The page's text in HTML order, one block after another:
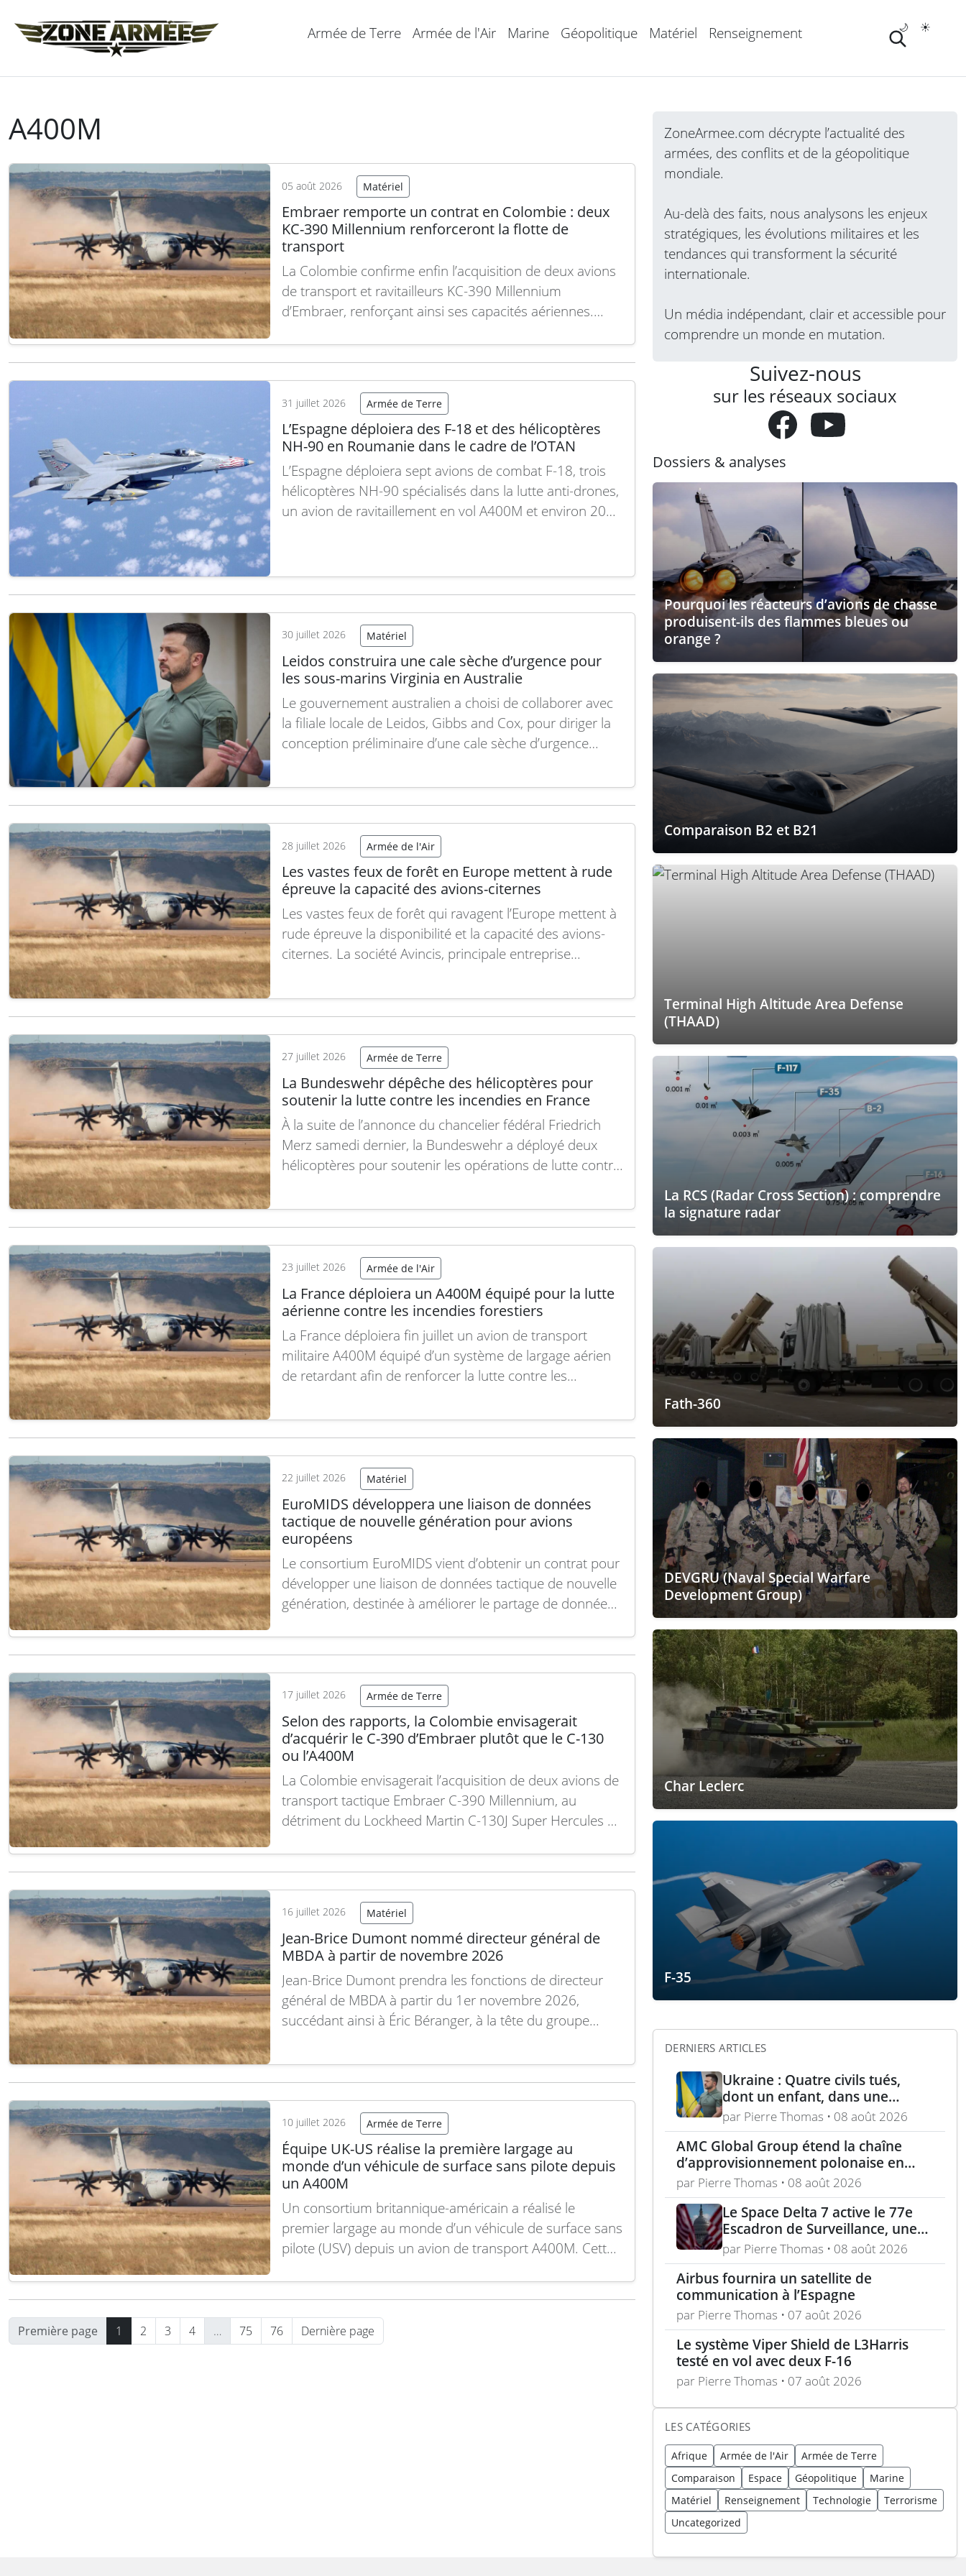
Armée de Terre Armée de l'Air Marine Géopolitique Matériel Renseignement ☀️
🌙
A400M
05 août 2026 Matériel
Embraer remporte un contrat en Colombie : deux
KC-390 Millennium renforceront la flotte de
transport
La Colombie confirme enfin l’acquisition de deux avions
de transport et ravitailleurs KC-390 Millennium
d’Embraer, renforçant ainsi ses capacités aériennes.
impulsée par des enjeux stratégiques et sécuritaires
années comme un futur utilisateur du KC-390
Millennium,…Lire la suite
31 juillet 2026 Armée de Terre
L’Espagne déploiera des F-18 et des hélicoptères
NH-90 en Roumanie dans le cadre de l’OTAN
L’Espagne déploiera sept avions de combat F-18, trois
hélicoptères NH-90 spécialisés dans la lutte anti-drones,
un avion de ravitaillement en vol A400M et environ 200
une…Lire la suite
30 juillet 2026 Matériel
Leidos construira une cale sèche d’urgence pour
les sous-marins Virginia en Australie
Le gouvernement australien a choisi de collaborer avec
la filiale locale de Leidos, Gibbs and Cox, pour diriger la
conception préliminaire d’une cale sèche d’urgence
Virginia, dans le cadre du pacte de sécurité trilatéral
AUKUS avec le Royaume-Uni et les États-Unis. Cette…
Lire la suite
28 juillet 2026 Armée de l'Air
Les vastes feux de forêt en Europe mettent à rude
épreuve la capacité des avions-citernes
Les vastes feux de forêt qui ravagent l’Europe mettent à
rude épreuve la disponibilité et la capacité des avions-
citernes. La société Avincis, principale entreprise
fait que le continent n’est pas préparé à des saisons
d’incendies aussi longues et intenses. Son directeur
général…Lire la suite
27 juillet 2026 Armée de Terre
La Bundeswehr dépêche des hélicoptères pour
soutenir la lutte contre les incendies en France
À la suite de l’annonce du chancelier fédéral Friedrich
Merz samedi dernier, la Bundeswehr a déployé deux
hélicoptères pour soutenir les opérations de lutte contre
touchées par les feux. Un avion de transport A400M est
également mobilisé pour acheminer du matériel, mais
il…Lire la suite
23 juillet 2026 Armée de l'Air
La France déploiera un A400M équipé pour la lutte
aérienne contre les incendies forestiers
La France déploiera fin juillet un avion de transport
militaire A400M équipé d’un système de largage aérien
de retardant afin de renforcer la lutte contre les
l’Intérieur et des Armées. Ce dispositif viendra compléter
les moyens actuels d’extinction en intervenant «…Lire la
suite
22 juillet 2026 Matériel
EuroMIDS développera une liaison de données
tactique de nouvelle génération pour avions
européens
Le consortium EuroMIDS vient d’obtenir un contrat pour
développer une liaison de données tactique de nouvelle
génération, destinée à améliorer le partage de données
Attribué par l’Organisation de Coopération en matière
EMIDS-2, qui vise à déployer…
17 juillet 2026 Armée de Terre
Selon des rapports, la Colombie envisagerait
d’acquérir le C-390 d’Embraer plutôt que le C-130
ou l’A400M
La Colombie envisagerait l’acquisition de deux avions de
transport tactique Embraer C-390 Millennium, au
détriment du Lockheed Martin C-130J Super Hercules et
vise à remplacer en urgence la flotte vieillissante de C-
humanitaires sur…Lire la suite
16 juillet 2026 Matériel
Jean-Brice Dumont nommé directeur général de
MBDA à partir de novembre 2026
Jean-Brice Dumont prendra les fonctions de directeur
général de MBDA à partir du 1er novembre 2026,
succédant ainsi à Éric Béranger, à la tête du groupe
octobre pour garantir une transition fluide. Jean-Brice
Dumont possède une vaste expérience internationale
dans l’industrie aéronautique…Lire la suite
10 juillet 2026 Armée de Terre
Équipe UK-US réalise la première largage au
monde d’un véhicule de surface sans pilote depuis
un A400M
Un consortium britannique-américain a réalisé le
premier largage au monde d’un véhicule de surface sans
pilote (USV) depuis un avion de transport A400M. Cette
déploiement aéroporté de systèmes navals autonomes.
SCOUT, développé…
Première page 1 2 3 4 … 75 76 Dernière page
ZoneArmee.com décrypte l’actualité des
armées, des conflits et de la géopolitique
mondiale.
Au-delà des faits, nous analysons les enjeux
stratégiques, les évolutions militaires et les
tendances qui transforment la sécurité
internationale.
Un média indépendant, clair et accessible pour
comprendre un monde en mutation.
Suivez-nous
sur les réseaux sociaux
Dossiers & analyses
Pourquoi les réacteurs d’avions de chasse
produisent-ils des flammes bleues ou
orange ?
Comparaison B2 et B21
Terminal High Altitude Area Defense
(THAAD)
La RCS (Radar Cross Section) : comprendre
la signature radar
Fath-360
DEVGRU (Naval Special Warfare
Development Group)
Char Leclerc
F-35
DERNIERS ARTICLES
Ukraine : Quatre civils tués,
dont un enfant, dans une
attaque russe par missile
balistique sur Kiev – Deux
raffineries russes visées par
l’Ukraine
par Pierre Thomas • 08 août 2026
AMC Global Group étend la chaîne
d’approvisionnement polonaise en
munitions de 155 mm
par Pierre Thomas • 08 août 2026
Le Space Delta 7 active le 77e
Escadron de Surveillance, une
nouvelle ère du suivi de cibles
spatiales
par Pierre Thomas • 08 août 2026
Airbus fournira un satellite de
communication à l’Espagne
par Pierre Thomas • 07 août 2026
Le système Viper Shield de L3Harris
testé en vol avec deux F-16
par Pierre Thomas • 07 août 2026
LES CATÉGORIES
Afrique Armée de l'Air
Armée de Terre
Comparaison
Espace Géopolitique
Marine
Matériel
Renseignement Technologie
Terrorisme
Uncategorized